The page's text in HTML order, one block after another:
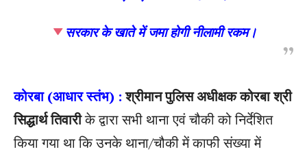
सरकार के खाते में जमा होगी नीलामी रकम।
कोरबा (आधार स्तंभ) : श्रीमान पुलिस अधीक्षक कोरबा श्री
सिद्धार्थ तिवारीके द्वारा सभी थाना एवं चौकी को निर्देशित
किया गया था कि उनके थाना/चौकी में काफी संख्या में